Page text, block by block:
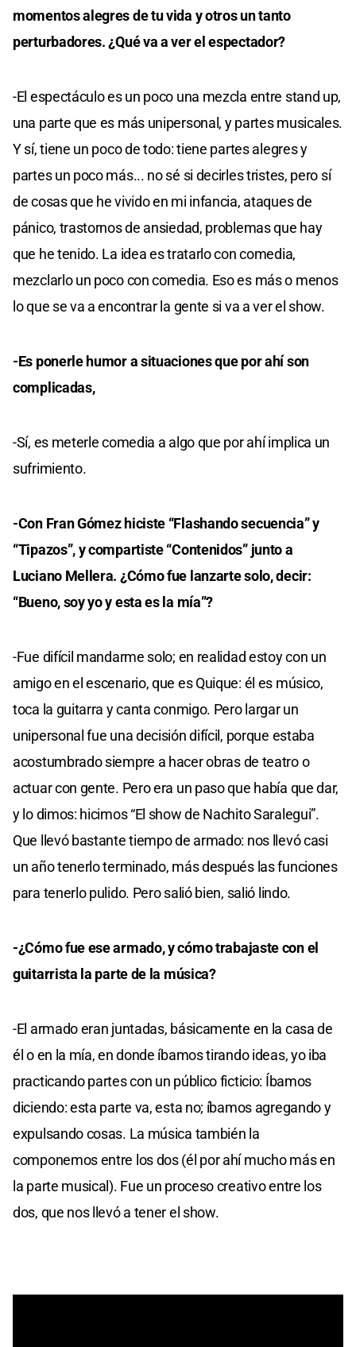
momentos alegres de tu vida y otros un tanto
perturbadores. ¿Qué va a ver el espectador?
-El espectáculo es un poco una mezcla entre stand up,
una parte que es más unipersonal, y partes musicales.
Y sí, tiene un poco de todo: tiene partes alegres y
partes un poco más... no sé si decirles tristes, pero sí
de cosas que he vivido en mi infancia, ataques de
pánico, trastornos de ansiedad, problemas que hay
que he tenido. La idea es tratarlo con comedia,
mezclarlo un poco con comedia. Eso es más o menos
lo que se va a encontrar la gente si va a ver el show.
-Es ponerle humor a situaciones que por ahí son
complicadas,
-Sí, es meterle comedia a algo que por ahí implica un
sufrimiento.
-Con Fran Gómez hiciste “Flashando secuencia” y
“Tipazos”, y compartiste “Contenidos” junto a
Luciano Mellera. ¿Cómo fue lanzarte solo, decir:
“Bueno, soy yo y esta es la mía”?
-Fue difícil mandarme solo; en realidad estoy con un
amigo en el escenario, que es Quique: él es músico,
toca la guitarra y canta conmigo. Pero largar un
unipersonal fue una decisión difícil, porque estaba
acostumbrado siempre a hacer obras de teatro o
actuar con gente. Pero era un paso que había que dar,
y lo dimos: hicimos “El show de Nachito Saralegui”.
Que llevó bastante tiempo de armado: nos llevó casi
un año tenerlo terminado, más después las funciones
para tenerlo pulido. Pero salió bien, salió lindo.
-¿Cómo fue ese armado, y cómo trabajaste con el
guitarrista la parte de la música?
-El armado eran juntadas, básicamente en la casa de
él o en la mía, en donde íbamos tirando ideas, yo iba
practicando partes con un público ficticio: Íbamos
diciendo: esta parte va, esta no; íbamos agregando y
expulsando cosas. La música también la
componemos entre los dos (él por ahí mucho más en
la parte musical). Fue un proceso creativo entre los
dos, que nos llevó a tener el show.